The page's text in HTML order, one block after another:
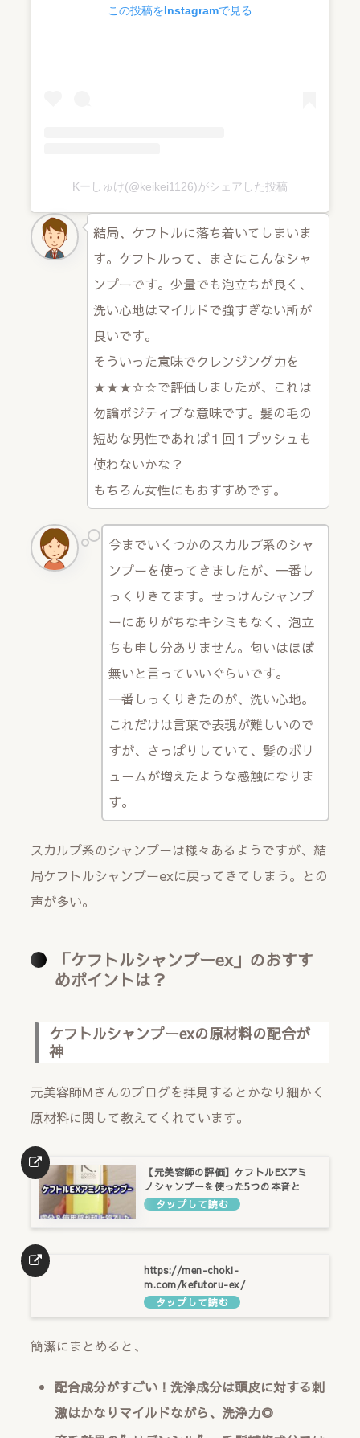
この投稿をInstagramで見る
Kーしゅけ(@keikei1126)がシェアした投稿
結局、ケフトルに落ち着いてしまいま
す。ケフトルって、まさにこんなシャ
ンプーです。少量でも泡立ちが良く、
洗い心地はマイルドで強すぎない所が
良いです。
そういった意味でクレンジング力を
★★★☆☆で評価しましたが、これは
勿論ポジティブな意味です。髪の毛の
短めな男性であれば１回１プッシュも
使わないかな？
もちろん女性にもおすすめです。
今までいくつかのスカルプ系のシャ
ンプーを使ってきましたが、一番し
っくりきてます。せっけんシャンプ
ーにありがちなキシミもなく、泡立
ちも申し分ありません。匂いはほぼ
無いと言っていいぐらいです。
一番しっくりきたのが、洗い心地。
これだけは言葉で表現が難しいので
すが、さっぱりしていて、髪のボリ
ュームが増えたような感触になりま
す。
スカルプ系のシャンプーは様々あるようですが、結
局ケフトルシャンプーexに戻ってきてしまう。との
声が多い。
「ケフトルシャンプーex」のおすす
めポイントは？
ケフトルシャンプーexの原材料の配合が
神
元美容師Mさんのブログを拝見するとかなり細かく
原材料に関して教えてくれています。
【元美容師の評価】ケフトルEXアミ
ノシャンプーを使った5つの本音と
は?
https://men-choki-
m.com/kefutoru-ex/
簡潔にまとめると、
配合成分がすごい！洗浄成分は頭皮に対する刺
激はかなりマイルドながら、洗浄力◎